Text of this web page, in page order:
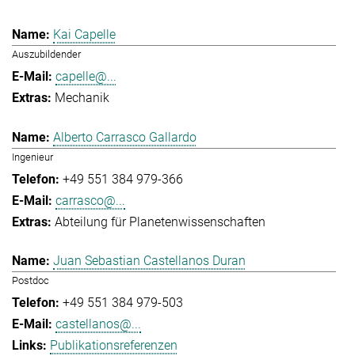
Kai Capelle
Auszubildender
capelle@...
Mechanik
Alberto Carrasco Gallardo
Ingenieur
+49 551 384 979-366
carrasco@...
Abteilung für Planetenwissenschaften
Juan Sebastian Castellanos Duran
Postdoc
+49 551 384 979-503
castellanos@...
Publikationsreferenzen